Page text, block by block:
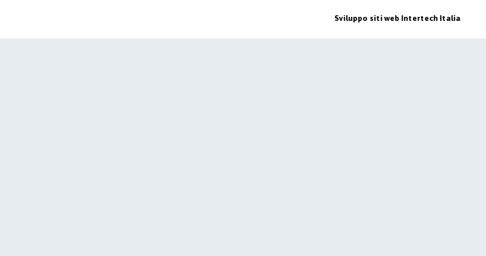
Sviluppo siti web Intertech Italia